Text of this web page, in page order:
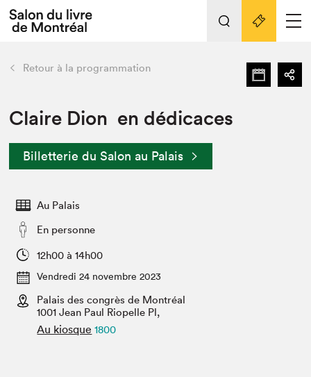
Espace exposant⋅e⋅s
Espace enseignant·e·s
Espace médias
L'événement
Préparer sa visite au Salon
Actualités
SLM PRO
retour Nos activités
Préparer sa visite
Salon dans la ville et en ligne
Projets partenaires
Liens pratiques
Retour à la programmation
Claire Dion en dédicaces
Billetterie du Salon au Palais
Au Palais
En personne
12h00 à 14h00
Vendredi 24 novembre 2023
Palais des congrès de Montréal
1001 Jean Paul Riopelle Pl,
Au kiosque 1800